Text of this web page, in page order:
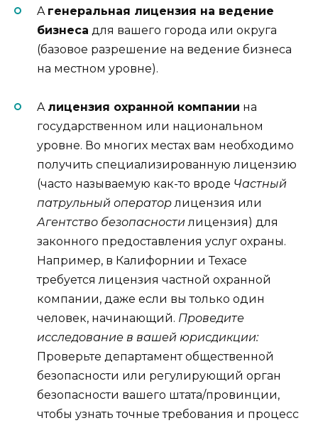
A генеральная лицензия на ведение
бизнеса для вашего города или округа
(базовое разрешение на ведение бизнеса
на местном уровне).
A лицензия охранной компании на
государственном или национальном
уровне. Во многих местах вам необходимо
получить специализированную лицензию
(часто называемую как-то вроде Частный
патрульный операторлицензия или
Агентство безопасностилицензия) для
законного предоставления услуг охраны.
Например, в Калифорнии и Техасе
требуется лицензия частной охранной
компании, даже если вы только один
человек, начинающий. Проведите
исследование в вашей юрисдикции:
Проверьте департамент общественной
безопасности или регулирующий орган
безопасности вашего штата/провинции,
чтобы узнать точные требования и процесс